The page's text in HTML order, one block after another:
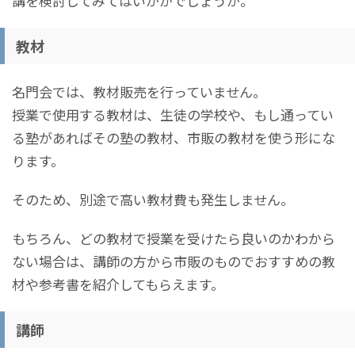
教材
名門会では、教材販売を行っていません。
授業で使用する教材は、生徒の学校や、もし通ってい
る塾があればその塾の教材、市販の教材を使う形にな
ります。
そのため、別途で高い教材費も発生しません。
もちろん、どの教材で授業を受けたら良いのかわから
ない場合は、講師の方から市販のものでおすすめの教
材や参考書を紹介してもらえます。
講師